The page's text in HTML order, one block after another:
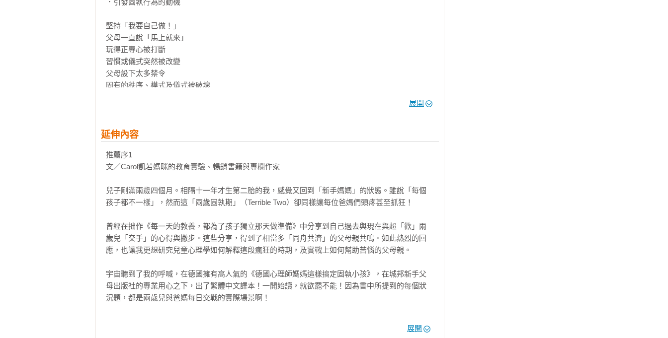
．引發固執行為的動機
堅持「我要自己做！」
父母一直說「馬上就來」
玩得正專心被打斷
習慣或儀式突然被改變
父母設下太多禁令
固有的秩序、模式及儀式被破壞
教養重點提要與策略
第二章：兒童的暴怒與攻擊行為
．嬰幼兒攻擊行為的發展
爬行期的攻擊行為
．心理邏輯因素
出於好奇、為了好玩
探索慾
吃醋
施展支配力
展開
延伸內容
推薦序1
文／Carol凱若媽咪的教育實驗、暢銷書籍與專欄作家
兒子剛滿兩歲四個月。相隔十一年才生第二胎的我，感覺又回到「新手媽媽」的狀態。雖說「每個
孩子都不一樣」，然而這「兩歲固執期」（Terrible Two）卻同樣讓每位爸媽們頭疼甚至抓狂！
曾經在拙作《每一天的教養，都為了孩子獨立那天做準備》中分享到自己過去與現在與超「歡」兩
歲兒「交手」的心得與撇步。這些分享，得到了相當多「同舟共濟」的父母親共鳴。如此熱烈的回
應，也讓我更想研究兒童心理學如何解釋這段瘋狂的時期，及實戰上如何幫助苦惱的父母親。
宇宙聽到了我的呼喊，在德國擁有高人氣的《德國心理師媽媽這樣搞定固執小孩》，在城邦新手父
母出版社的專業用心之下，出了繁體中文譯本！一開始讀，就欲罷不能！因為書中所提到的每個狀
況題，都是兩歲兒與爸媽每日交戰的實際場景啊！
出，還個別分析孩子與爸媽的想法感受，接著提供教養建議。正所謂「知己知彼，百戰百勝」！透
展開